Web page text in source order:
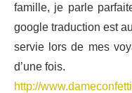
famille, je parle
google traduction est
servie lors de mes
d’une fois.
http://